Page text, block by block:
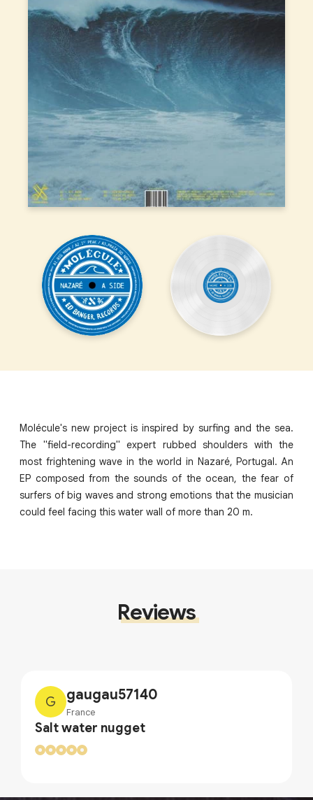
Molécule's new project is inspired by surfing and the sea.
The "field-recording" expert rubbed shoulders with the
most frightening wave in the world in Nazaré, Portugal. An
EP composed from the sounds of the ocean, the fear of
surfers of big waves and strong emotions that the musician
could feel facing this water wall of more than 20 m.
Reviews
G gaugau57140
France
Salt water nugget